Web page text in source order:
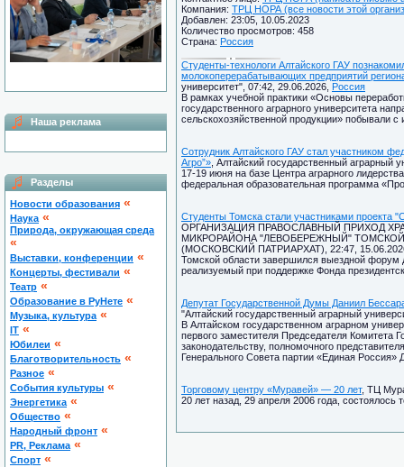
Наша реклама
Разделы
Новости образования «
Наука «
Природа, окружающая среда
«
Выставки, конференции «
Концерты, фестивали «
Театр «
Образование в РуНете «
Музыка, культура «
IT «
Юбилеи «
Благотворительность «
Разное «
Cобытия культуры «
Энергетика «
Общество «
Народный фронт «
PR, Реклама «
Спорт «
Компания: ТРЦ НОРА (все новости этой
Добавлен: 23:05, 10.05.2023
Количество просмотров: 458
Страна: Россия
Студенты-технологи Алтайского ГАУ
молокоперерабатывающих предприятий
университет", 07:42, 29.06.2026, Россия
В рамках учебной практики «Основы
государственного аграрного университета
сельскохозяйственной продукции» побывали
Сотрудник Алтайского ГАУ стал участником
Агро”» , Алтайский государственный аграрный
17-19 июня на базе Центра аграрного
федеральная образовательная программа
Студенты Томска стали участниками проекта
ОРГАНИЗАЦИЯ ПРАВОСЛАВНЫЙ ПРИХОД
МИКРОРАЙОНА "ЛЕВОБЕРЕЖНЫЙ"
(МОСКОВСКИЙ ПАТРИАРХАТ), 22:47,
Томской области завершился выездной форум
реализуемый при поддержке Фонда
Депутат Государственной Думы Даниил
"Алтайский государственный аграрный
В Алтайском государственном аграрном
первого заместителя Председателя Комитета
законодательству, полномочного
Генерального Совета партии «Единая
Торговому центру «Муравей» — 20 лет, ТЦ
20 лет назад, 29 апреля 2006 года, состоялось